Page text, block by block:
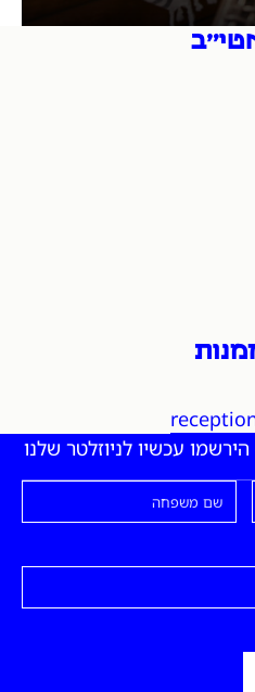
התקשרות
עכשיו לניוזלטר שלנו
שם משפחה